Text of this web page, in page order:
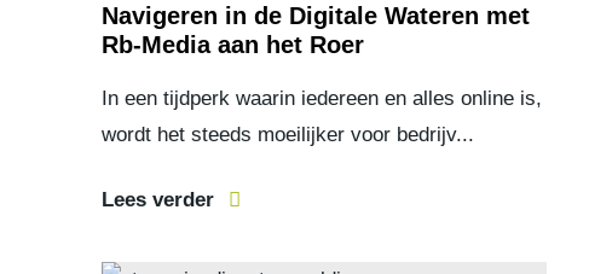
Navigeren in de Digitale Wateren met
Rb-Media aan het Roer
In een tijdperk waarin iedereen en alles online is,
wordt het steeds moeilijker voor bedrijv...
Lees verder